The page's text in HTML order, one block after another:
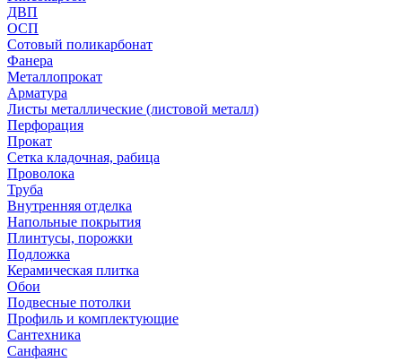
ДВП
ОСП
Сотовый поликарбонат
Фанера
Металлопрокат
Арматура
Листы металлические (листовой металл)
Перфорация
Прокат
Сетка кладочная, рабица
Проволока
Труба
Внутренняя отделка
Напольные покрытия
Плинтусы, порожки
Подложка
Керамическая плитка
Обои
Подвесные потолки
Профиль и комплектующие
Сантехника
Санфаянс